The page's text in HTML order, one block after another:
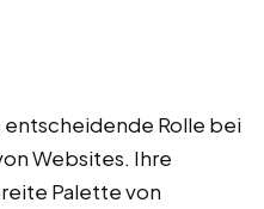
Rolle bei
Websites. Ihre
Palette von